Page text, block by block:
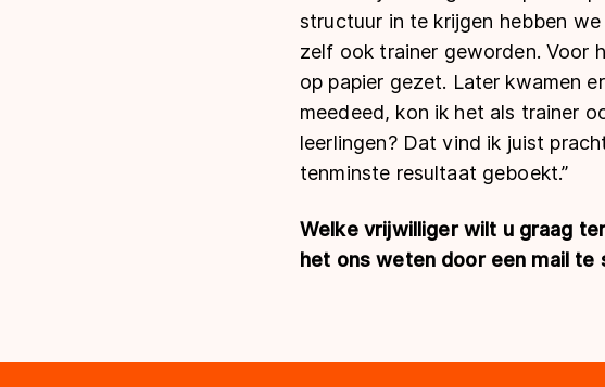
structuur in te krijgen hebben
zelf ook trainer geworden. Voor
op papier gezet. Later kwamen
meedeed, kon ik het als trainer
leerlingen? Dat vind ik juist
tenminste resultaat geboekt.”
Welke vrijwilliger wilt u graag
het ons weten door een mail te